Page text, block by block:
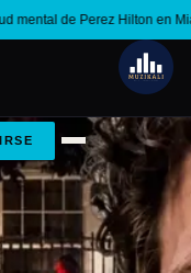
mental de Perez Hilton en